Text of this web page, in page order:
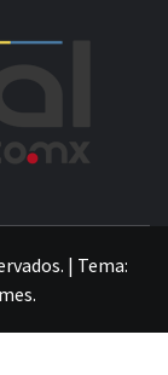
| Tema:
.